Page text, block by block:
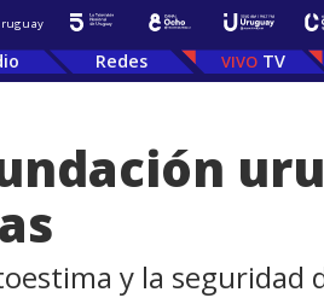
Redes TV
y la seguridad